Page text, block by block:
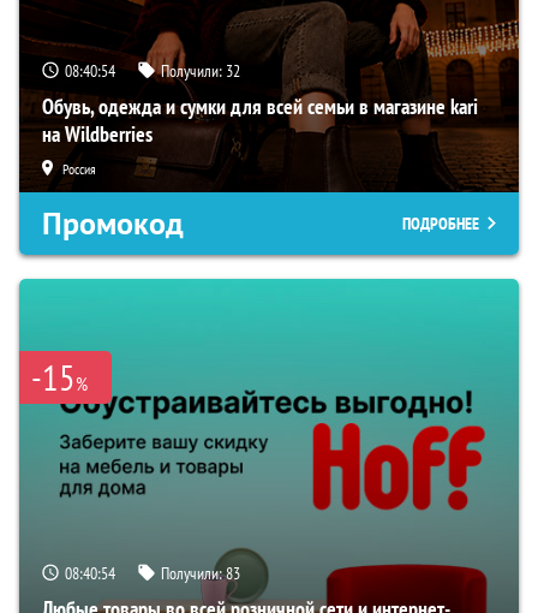
08:40:53 Получили: 32
Обувь, одежда и сумки для всей семьи в магазине kari
на Wildberries
Россия
Промокод ПОДРОБНЕЕ
-15%
08:40:53 Получили:83